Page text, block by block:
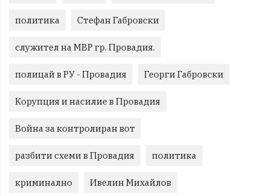
политика Стефан Габровски
служител на МВР гр. Провадия.
полицай в РУ - Провадия Георги Габровски
Корупция и насилие в Провадия
Война за контролиран вот
разбити схеми в Провадия политика
криминално Ивелин Михайлов